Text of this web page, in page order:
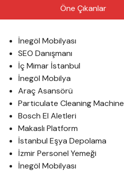
Öne Çıkanlar
İnegöl Mobilyası
SEO Danışmanı
İç Mimar İstanbul
İnegöl Mobilya
Araç Asansörü
Particulate Cleaning Machine
Bosch El Aletleri
Makaslı Platform
İstanbul Eşya Depolama
İzmir Personel Yemeği
İnegöl Mobilyası